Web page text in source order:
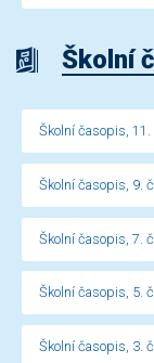
Školní
Školní časopis,
Školní časopis, 9.
Školní časopis, 7.
Školní časopis, 5.
Školní časopis, 3.